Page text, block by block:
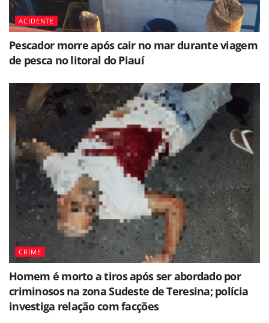
ACIDENTE
Pescador morre após cair no mar durante viagem
de pesca no litoral do Piauí
CRIME
Homem é morto a tiros após ser abordado por
criminosos na zona Sudeste de Teresina; polícia
investiga relação com facções